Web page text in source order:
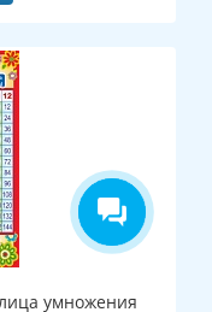
умножения